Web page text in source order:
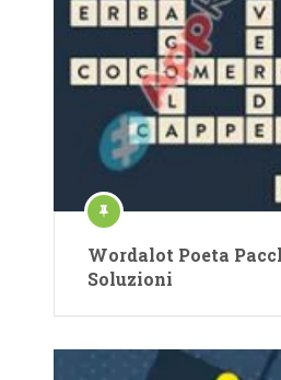
Wordalot Poeta
Soluzioni